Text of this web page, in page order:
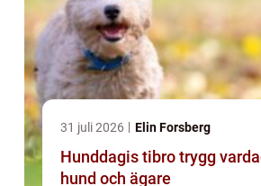
31 juli 2026 Elin Forsberg
Hunddagis tibro trygg vardag för både
hund och ägare